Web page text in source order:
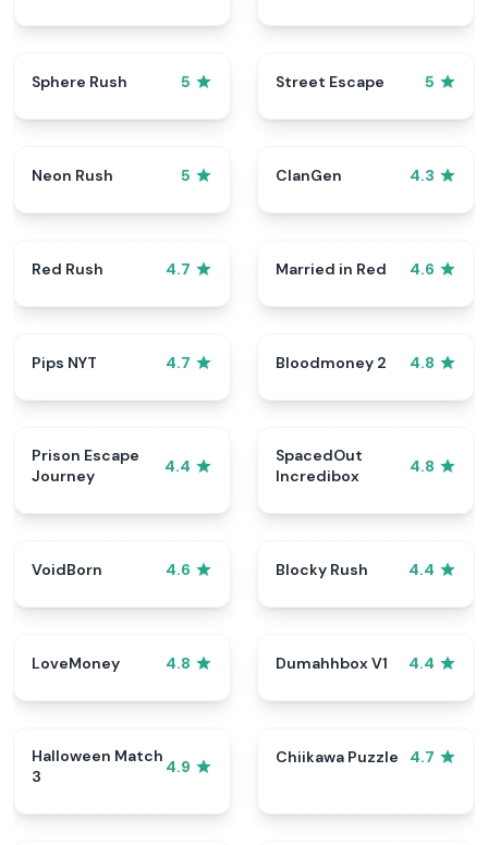
Sphere Rush 5 Street Escape 5
Neon Rush 5 ClanGen 4.3
Red Rush 4.7 Married in Red 4.6
Pips NYT 4.7 Bloodmoney 2 4.8
Prison Escape
Journey
4.4
SpacedOut
Incredibox
4.8
VoidBorn 4.6 Blocky Rush 4.4
LoveMoney 4.8 Dumahhbox V1 4.4
Halloween Match
3
4.9
Chiikawa Puzzle 4.7